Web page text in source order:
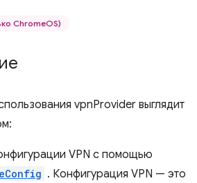
ChromeOS)
vpnProvider выглядит
VPN с помощью
. Конфигурация VPN — это